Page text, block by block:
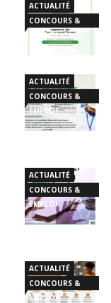
ACTUALITÉ
CONCOURS &
EMPLOI
ACTUALITÉ
CONCOURS &
EMPLOI
ACTUALITÉ
CONCOURS &
EMPLOI
ACTUALITÉ
CONCOURS &
EMPLOI